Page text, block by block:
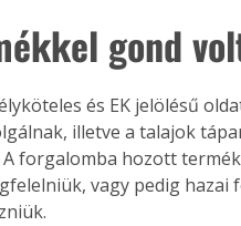
gond
és EK jelölésű
illetve a talajok
forgalomba hozott
vagy pedig hazai